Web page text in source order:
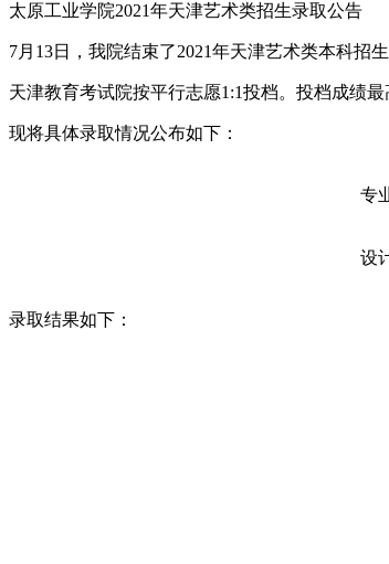
太原工业学院2021年天津艺术类招生录取公告
7月13日，我院结束了2021年天津艺术类本科招生
天津教育考试院按平行志愿1:1投档。投档成绩
现将具体录取情况公布如下：
专
设
录取结果如下：